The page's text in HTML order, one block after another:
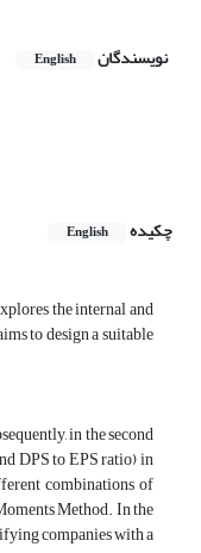
نویسندگان English
چکیده
English
the internal and
to design a suitable
in the second
DPS to EPS ratio) in
combinations of
Method. In the
companies with a